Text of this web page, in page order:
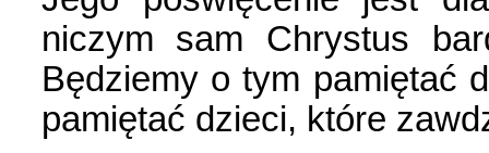
niczym sam Chrystus
Będziemy o tym pamiętać
pamiętać dzieci, które